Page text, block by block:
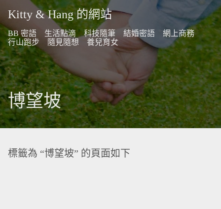
Kitty & Hang 的網站
BB 密語 生活點滴 科技隨筆 結婚密語
網上商務
行山跑步
隨見隨想 養兒育女
博望坡
標籤為 “博望坡” 的頁面如下